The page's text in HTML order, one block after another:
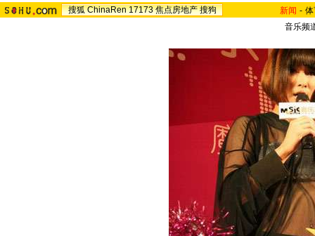
搜狐 ChinaRen 17173 焦点房地产 搜狗 新闻 -
音乐频